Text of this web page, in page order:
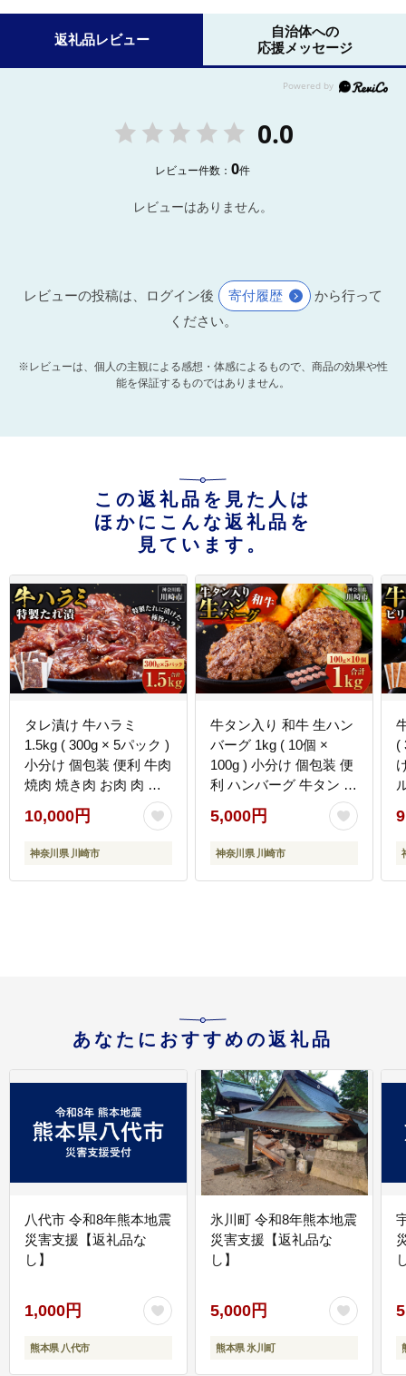
返礼品レビュー
自治体への
応援メッセージ
0.0
レビュー件数：0件
レビューはありません。
レビューの投稿は、ログイン後 寄付履歴
から行って
ください。
※レビューは、個人の主観による感想・体感によるもので、商品の効果や性
能を保証するものではありません。
この返礼品を見た人は
ほかにこんな返礼品を
見ています。
タレ漬け 牛ハラミ
1.5kg ( 300g × 5パック )
小分け 個包装 便利 牛肉
焼肉 焼き肉 お肉 肉 ハ
ラミ 焼くだけ 冷凍 たれ
味付き BBQ アウトドア
キャンプ 人気 おすすめ
10,000円
神奈川県 川崎市
牛タン入り 和牛 生ハン
バーグ 1kg ( 10個 ×
100g ) 小分け 個包装 便
利 ハンバーグ 牛タン 牛
肉 肉 お肉 タン 焼くだ
け 冷凍 おかず 弁当 お
取り寄せ グルメ 食品 加
奈川 川崎
5,000円
神奈川県 川崎市
(
あなたにおすすめの返礼品
八代市 令和8年熊本地震
災害支援【返礼品な
し】
1,000円
熊本県 八代市
氷川町 令和8年熊本地震
災害支援【返礼品な
し】
5,000円
熊本県 氷川町